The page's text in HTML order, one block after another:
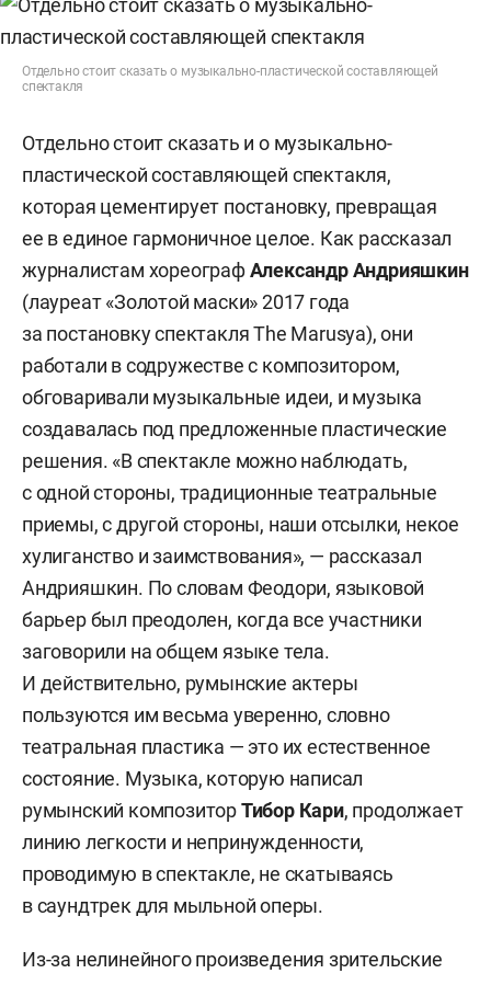
Отдельно стоит сказать о музыкально-пластической составляющей
спектакля
Отдельно стоит сказать и о музыкально-
пластической составляющей спектакля,
которая цементирует постановку, превращая
ее в единое гармоничное целое. Как рассказал
журналистам хореографАлександр Андрияшкин
(лауреат «Золотой маски» 2017 года
за постановку спектакля The Marusya), они
работали в содружестве с композитором,
обговаривали музыкальные идеи, и музыка
создавалась под предложенные пластические
решения. «В спектакле можно наблюдать,
с одной стороны, традиционные театральные
приемы, с другой стороны, наши отсылки, некое
хулиганство и заимствования», — рассказал
Андрияшкин. По словам Феодори, языковой
барьер был преодолен, когда все участники
заговорили на общем языке тела.
И действительно, румынские актеры
пользуются им весьма уверенно, словно
театральная пластика — это их естественное
состояние. Музыка, которую написал
румынский композиторТибор Кари, продолжает
линию легкости и непринужденности,
проводимую в спектакле, не скатываясь
в саундтрек для мыльной оперы.
Из-за нелинейного произведения зрительские